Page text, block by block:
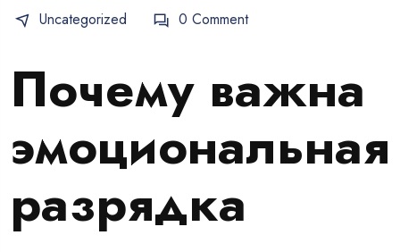
Uncategorized
0 Comment
Почему важна
эмоциональная
разрядка